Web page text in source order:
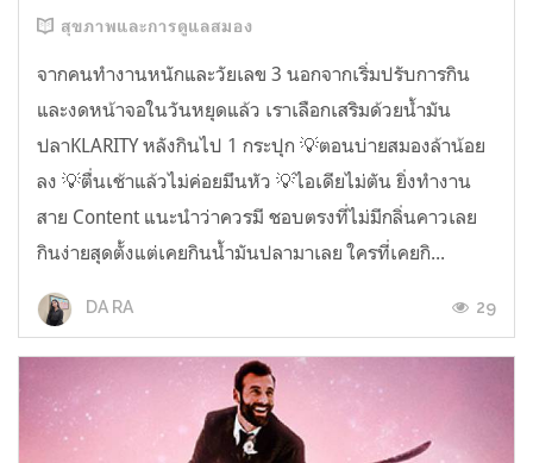
สุขภาพและการดูแลสมอง
จากคนทำงานหนักและวัยเลข 3 นอกจากเริ่มปรับการกิน
และงดหน้าจอในวันหยุดแล้ว เราเลือกเสริมด้วยน้ำมัน
ปลาKLARITY หลังกินไป 1 กระปุก 💡ตอนบ่ายสมองล้าน้อย
ลง 💡ตื่นเช้าแล้วไม่ค่อยมึนหัว 💡ไอเดียไม่ตัน ยิ่งทำงาน
สาย Content แนะนำว่าควรมี ชอบตรงที่ไม่มีกลิ่นคาวเลย
กินง่ายสุดตั้งแต่เคยกินน้ำมันปลามาเลย ใครที่เคยกิ...
DA RA 29